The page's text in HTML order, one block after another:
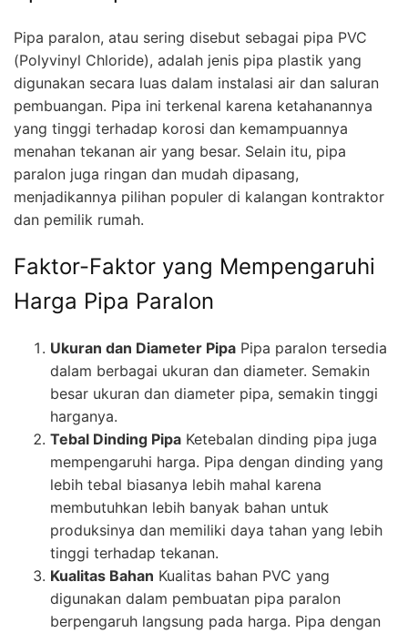
Pipa paralon, atau sering disebut sebagai pipa PVC
(Polyvinyl Chloride), adalah jenis pipa plastik yang
digunakan secara luas dalam instalasi air dan saluran
pembuangan. Pipa ini terkenal karena ketahanannya
yang tinggi terhadap korosi dan kemampuannya
menahan tekanan air yang besar. Selain itu, pipa
paralon juga ringan dan mudah dipasang,
menjadikannya pilihan populer di kalangan kontraktor
dan pemilik rumah.
Faktor-Faktor yang Mempengaruhi
Harga Pipa Paralon
Ukuran dan Diameter Pipa Pipa paralon tersedia
dalam berbagai ukuran dan diameter. Semakin
besar ukuran dan diameter pipa, semakin tinggi
harganya.
Tebal Dinding Pipa Ketebalan dinding pipa juga
mempengaruhi harga. Pipa dengan dinding yang
lebih tebal biasanya lebih mahal karena
membutuhkan lebih banyak bahan untuk
produksinya dan memiliki daya tahan yang lebih
tinggi terhadap tekanan.
Kualitas Bahan Kualitas bahan PVC yang
digunakan dalam pembuatan pipa paralon
berpengaruh langsung pada harga. Pipa dengan